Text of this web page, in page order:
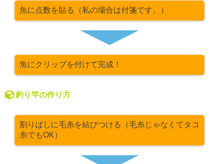
魚に点数を貼る（私の場合は付箋です。）
魚にクリップを付けて完成！
釣り竿の作り方
割りばしに毛糸を結びつける（毛糸じゃなくてタコ
糸でもOK）